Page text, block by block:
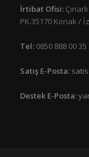
İrtibat Ofisi:
PK.35170 Konak /
Tel:0850 888 00 35
Satış E-Posta:
Destek E-Posta: